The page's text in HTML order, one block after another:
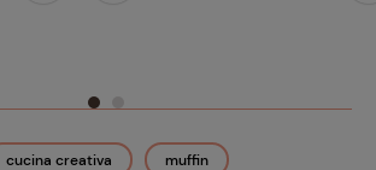
cucina creativa muffin